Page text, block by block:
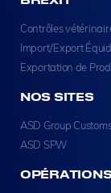
Contrôles
Import/Export
Exportation de
NOS SITES
ASD Group
ASD SPW